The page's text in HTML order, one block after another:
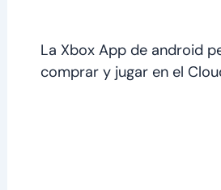
La Xbox App de android
comprar y jugar en el